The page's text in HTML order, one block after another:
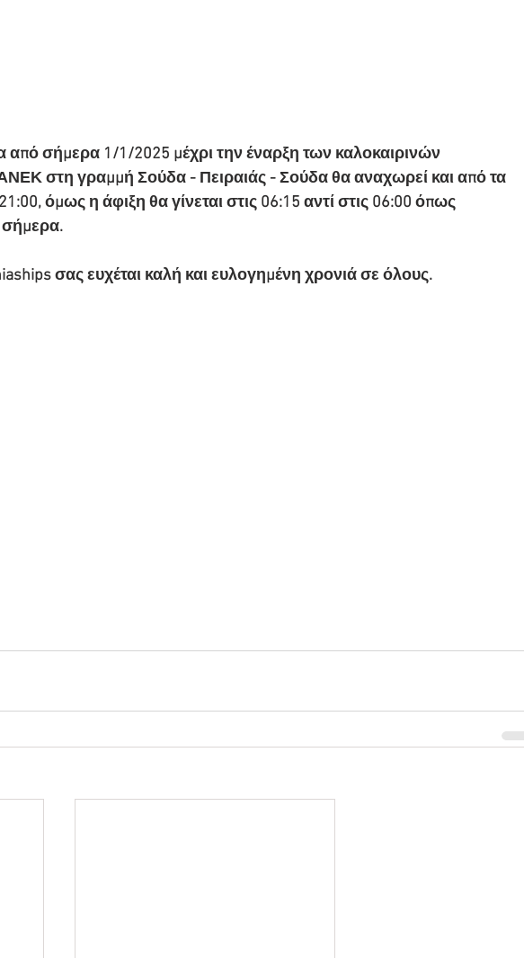
από σήμερα 1/1/2025 μέχρι την έναρξη των καλοκαιρινών
στη γραμμή Σούδα - Πειραιάς - Σούδα θα αναχωρεί και από τα
όμως η άφιξη θα γίνεται στις 06:15 αντί στις 06:00 όπως
σήμερα.
σας ευχέται καλή και ευλογημένη χρονιά σε όλους.